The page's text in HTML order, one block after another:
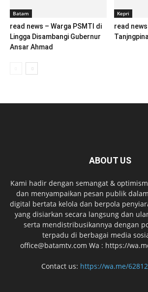
Batam
read news – Warga PSMTI di
Lingga Disambangi Gubernur
Ansar Ahmad
Kepri
read
ABOUT US
Kami hadir dengan semangat &
dan menyampaikan pesan publik
digital bertata kelola dan berpola
yang disiarkan secara langsung dan
serta mendistribusikannya dengan
terpadu di berbagai media
office@batamtv.com Wa : https://
Contact us: https://wa.me/